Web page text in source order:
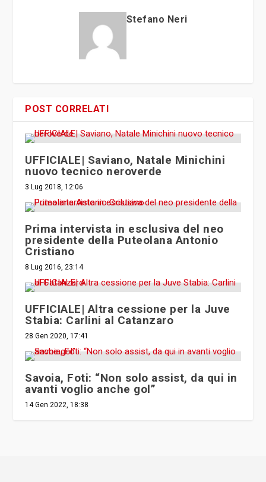
Stefano Neri
POST CORRELATI
UFFICIALE| Saviano, Natale Minichini
nuovo tecnico neroverde
3 Lug 2018, 12:06
Prima intervista in esclusiva del neo
presidente della Puteolana Antonio
Cristiano
8 Lug 2016, 23:14
UFFICIALE| Altra cessione per la Juve
Stabia: Carlini al Catanzaro
28 Gen 2020, 17:41
Savoia, Foti: “Non solo assist, da qui in
avanti voglio anche gol”
14 Gen 2022, 18:38